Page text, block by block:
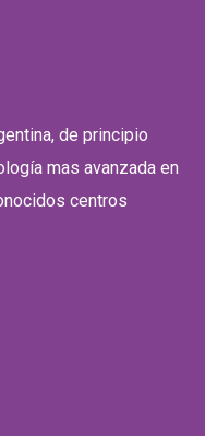
de principio
mas avanzada en
centros